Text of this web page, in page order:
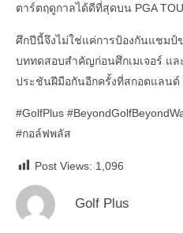
ตาร์ตฤดูกาลได้ดีที่สุดบน PGA
ศึกปีนี้จึงไม่ใช่แค่การป้องกันแชมป์
บททดสอบสำคัญก่อนศึกเมเจอร์ แล
ประชันฝีมือกันอีกครั้งที่สกอตแลนด์
#GolfPlus
#กอล์ฟพลัส
Post Views: 1,096
Golf Plus